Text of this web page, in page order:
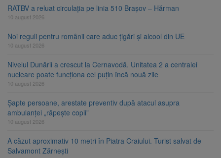
RATBV a reluat circulația pe linia 510 Brașov – Hărman
10 august 2026
Noi reguli pentru românii care aduc țigări și alcool din UE
10 august 2026
Nivelul Dunării a crescut la Cernavodă. Unitatea 2 a centralei
nucleare poate funcționa cel puțin încă nouă zile
10 august 2026
Șapte persoane, arestate preventiv după atacul asupra
ambulanței „răpește copii”
10 august 2026
A căzut aproximativ 10 metri în Piatra Craiului. Turist salvat de
Salvamont Zărnești